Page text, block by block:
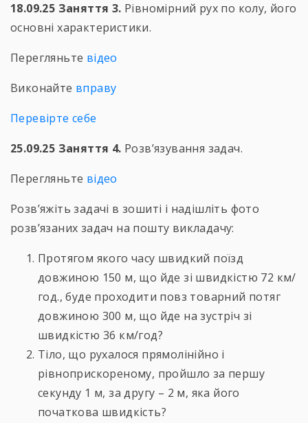
18.09.25 Заняття 3. Рівномірний рух по колу, його
основні характеристики.
Перегляньте відео
Виконайте вправу
Перевірте себе
25.09.25 Заняття 4. Розв’язування задач.
Перегляньте відео
Розв’яжіть задачі в зошиті і надішліть фото
розв’язаних задач на пошту викладачу:
Протягом якого часу швидкий поїзд
довжиною 150 м, що йде зі швидкістю 72 км/
год., буде проходити повз товарний потяг
довжиною 300 м, що йде на зустріч зі
швидкістю 36 км/год?
Тіло, що рухалося прямолінійно і
рівноприскореному, пройшло за першу
секунду 1 м, за другу – 2 м, яка його
початкова швидкість?